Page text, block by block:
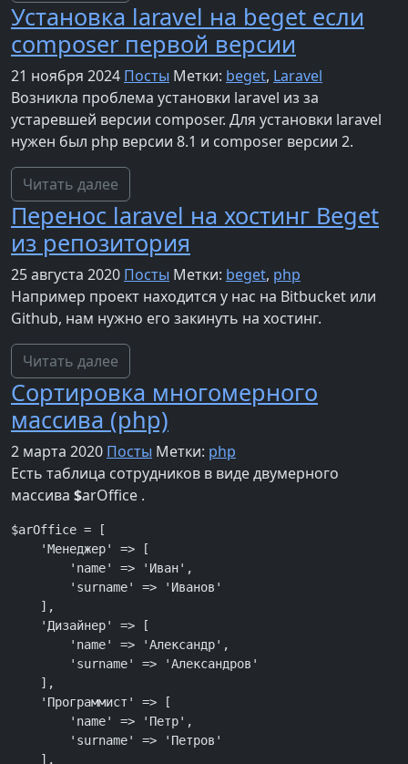
Установка laravel на beget если
composer первой версии
21 ноября 2024 Посты Метки: beget, Laravel
Возникла проблема установки laravel из за
устаревшей версии composer. Для установки laravel
нужен был php версии 8.1 и composer версии 2.
Читать далее
Перенос laravel на хостинг Beget
из репозитория
25 августа 2020 Посты Метки: beget, php
Например проект находится у нас на Bitbucket или
Github, нам нужно его закинуть на хостинг.
Читать далее
Сортировка многомерного
массива (php)
2 марта 2020 Посты Метки: php
Есть таблица сотрудников в виде двумерного
массива $arOffice .
$arOffice = [